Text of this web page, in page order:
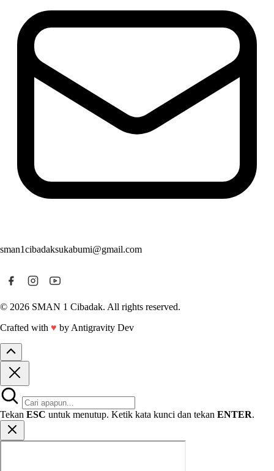
sman1cibadaksukabumi@gmail.com
© 2026 SMAN 1 Cibadak. All rights reserved.
Crafted with ♥ by Antigravity Dev
Tekan ESC untuk menutup. Ketik kata kunci dan tekan ENTER.